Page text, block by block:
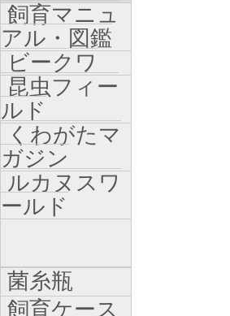
飼育マニュ
アル・図鑑
ビークワ
昆虫フィー
ルド
くわがたマ
ガジン
ルカヌスワ
ールド
菌糸瓶
飼育ケース